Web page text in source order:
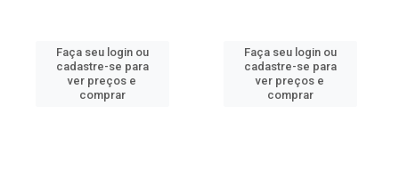
Faça seu login ou
cadastre-se para
ver preços e
comprar
Faça seu login ou
cadastre-se para
ver preços e
comprar